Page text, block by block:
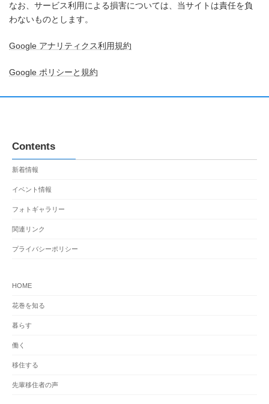
なお、サービス利用による損害については、当サイトは責任を負
わないものとします。
Google アナリティクス利用規約
Google ポリシーと規約
Contents
HOME
花巻を知る
暮らす
働く
移住する
先輩移住者の声
新着情報
イベント情報
フォトギャラリー
関連リンク
プライバシーポリシー